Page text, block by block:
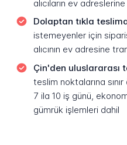
alıcıların ev
Dolaptan tıkla
istemeyenler için
alıcının ev adresine
Çin'den uluslararası
teslim noktalarına
7 ila 10 iş günü,
gümrük işlemleri dahil